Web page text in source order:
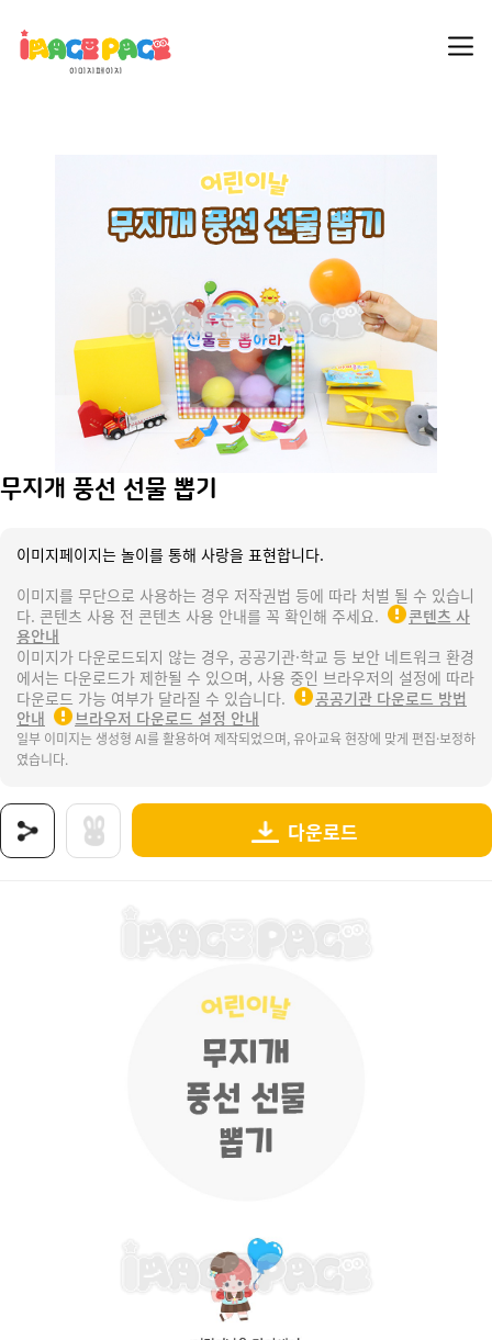
무지개 풍선 선물 뽑기
이미지페이지는 놀이를 통해 사랑을 표현합니다.
이미지를 무단으로 사용하는 경우 저작권법 등에 따라 처벌 될 수 있습니
다. 콘텐츠 사용 전 콘텐츠 사용 안내를 꼭 확인해 주세요.
콘텐츠 사
용안내
이미지가 다운로드되지 않는 경우, 공공기관·학교 등 보안 네트워크 환경
에서는 다운로드가 제한될 수 있으며, 사용 중인 브라우저의 설정에 따라
다운로드 가능 여부가 달라질 수 있습니다.
공공기관 다운로드 방법
안내
브라우저 다운로드 설정 안내
일부 이미지는 생성형 AI를 활용하여 제작되었으며, 유아교육 현장에 맞게 편집·보정하
였습니다.
다운로드
태그 : 무지개풍선선물뽑기, 어린이날, 어린이날행사, 어린이날도안, 어린이날활동, 어린이
추가 설명 : 해당 상품에 대한 상세 정보는 이미지로 제공됩니다.